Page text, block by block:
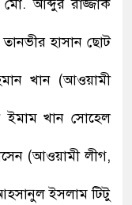
আব্দুর রাজ্জাক
হাসান ছোট
খান (আওয়ামী
ইমাম খান সোহেল
(আওয়ামী লীগ,
ইসলাম টিটু